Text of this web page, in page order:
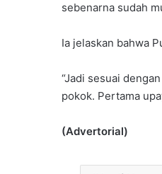
sebenarna sudah
Ia jelaskan bahwa
“Jadi sesuai
pokok. Pertama
(Advertorial)